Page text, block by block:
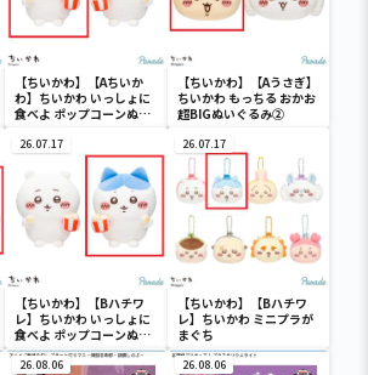
【ちいかわ】【Aちいか
わ】ちいかわ いっしょに
食べよ ポップコーンぬい
【ちいかわ】【Aうさぎ】
ちいかわ もっちる おかお
超BIGぬいぐるみ②
26.07.17
【ちいかわ】【Bハチワ
レ】ちいかわ いっしょに
食べよ ポップコーンぬい
ぐるみ
26.07.17
【ちいかわ】【Bハチワ
レ】ちいかわ ミニプラが
まぐち
26.08.06 26.08.06